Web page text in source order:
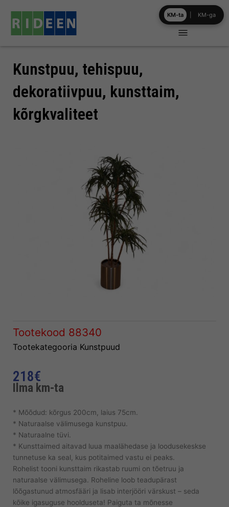
content
Kunstpuu, tehispuu,
dekoratiivpuu, kunsttaim,
kõrgkvaliteet
Tootekood 88340
Tootekategooria Kunstpuud
218€
Ilma km-ta
* Mõõdud: kõrgus 200cm, laius 75cm.
* Naturaalse välimusega kunstpuu.
* Naturaalne tüvi.
* Kunsttaimed aitavad luua maalähedase ja loodusekeskse
tunnetuse ka seal, kus potitaimed vastu ei peaks.
Rohelist tooni kunsttaim rikastab ruumi on tõetruu ja
naturaalse välimusega. Roheline loob teadupärast
lõõgastunud atmosfääri ja lisab interjööri värskust – seda
kõike igasuguse hoolduseta! Paiguta ta mõnesse
KM-ta KM-ga